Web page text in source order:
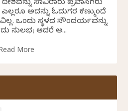
ಸಾವಿರಾರು ಪ್ರವಾಸಿಗರು
ಅದನ್ನು ಓದುಗರ ಕಣ್ಮುಂದೆ
ಒಂದು ಸ್ಥಳದ ಸೌಂದರ್ಯವನ್ನು
ಸುಲಭ; ಆದರೆ ಆ...
More